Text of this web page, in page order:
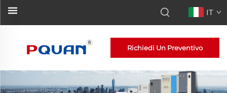
IT
Richiedi Un Preventivo